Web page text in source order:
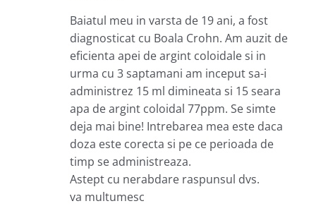
Baiatul meu in varsta de 19 ani, a fost
diagnosticat cu Boala Crohn. Am auzit de
eficienta apei de argint coloidale si in
urma cu 3 saptamani am inceput sa-i
administrez 15 ml dimineata si 15 seara
apa de argint coloidal 77ppm. Se simte
deja mai bine! Intrebarea mea este daca
doza este corecta si pe ce perioada de
timp se administreaza.
Astept cu nerabdare raspunsul dvs.
va multumesc